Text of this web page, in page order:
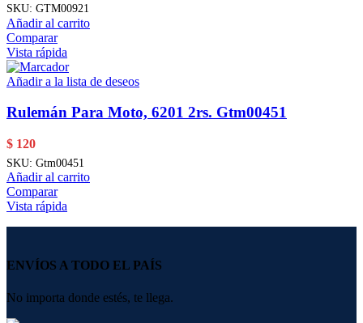
SKU: GTM00921
Añadir al carrito
Comparar
Vista rápida
Añadir a la lista de deseos
Rulemán Para Moto, 6201 2rs. Gtm00451
$ 120
SKU: Gtm00451
Añadir al carrito
Comparar
Vista rápida
ENVÍOS A TODO EL PAÍS
No importa donde estés, te llega.